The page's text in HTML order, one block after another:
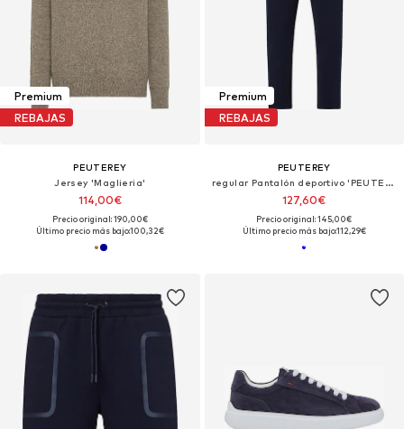
Premium
REBAJAS
PEUTEREY
Jersey 'Maglieria'
114,00€
Precio original: 190,00€
Último precio más bajo:100,32€
Premium
REBAJAS
PEUTEREY
regular Pantalón deportivo 'PEUTEREY SCHMITT 03 PANTALONE'
127,60€
Precio original: 145,00€
Último precio más bajo:112,29€